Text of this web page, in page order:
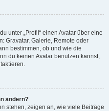
unter „Profil“ einen Avatar über eine
Gravatar, Galerie, Remote oder
bestimmen, ob und wie die
du keinen Avatar benutzen kannst,
ändern?
stehen, zeigen an, wie viele Beiträge